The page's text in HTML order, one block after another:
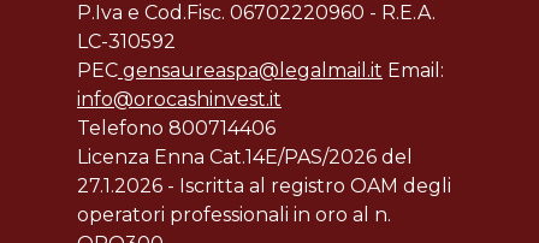
P.Iva e Cod.Fisc. 06702220960 - R.E.A.
LC-310592
PEC gensaureaspa@legalmail.it Email:
info@orocashinvest.it
Telefono 800714406
Licenza Enna Cat.14E/PAS/2026 del
27.1.2026 - Iscritta al registro OAM degli
operatori professionali in oro al n.